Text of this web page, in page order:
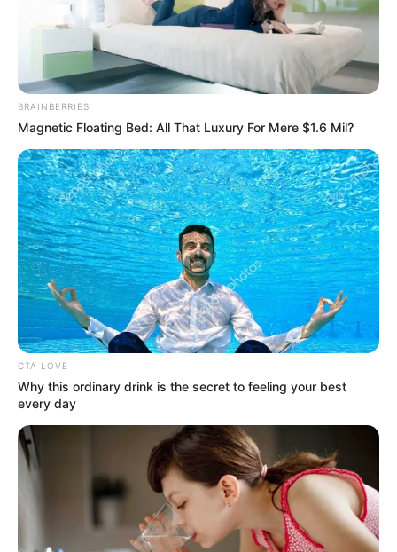
BRAINBERRIES
Magnetic Floating Bed: All That Luxury For Mere $1.6 Mil?
CTA LOVE
Why this ordinary drink is the secret to feeling your best
every day